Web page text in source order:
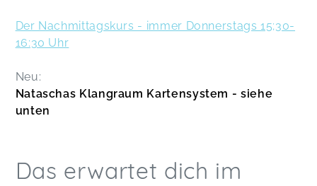
Der Nachmittagskurs - immer Donnerstags 15;30-
16:30 Uhr
Neu:
Nataschas Klangraum Kartensystem - siehe
unten
Das erwartet dich im